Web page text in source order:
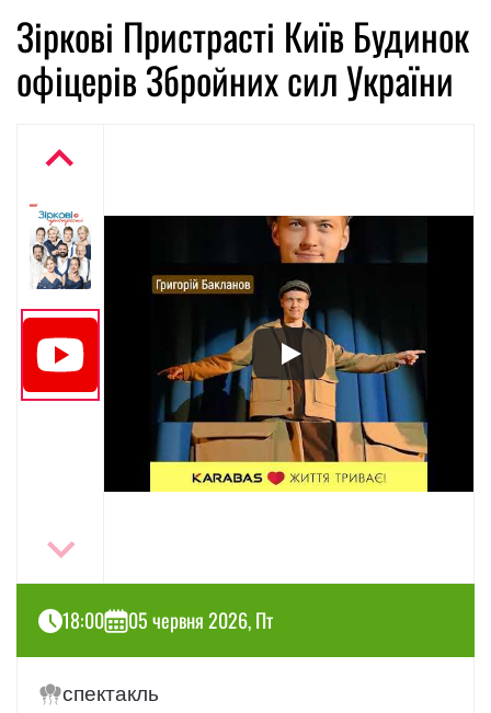
Зіркові Пристрасті Київ Будинок
офіцерів Збройних сил України
18:00 05 червня 2026, Пт
спектакль